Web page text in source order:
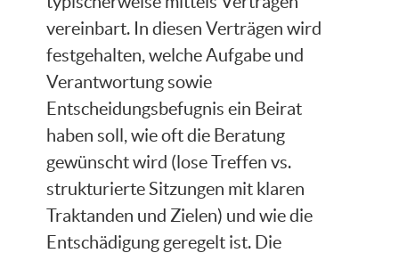
vereinbart. In diesen Verträgen wird
festgehalten, welche Aufgabe und
Verantwortung sowie
Entscheidungsbefugnis ein Beirat
haben soll, wie oft die Beratung
gewünscht wird (lose Treffen vs.
strukturierte Sitzungen mit klaren
Traktanden und Zielen) und wie die
Entschädigung geregelt ist. Die